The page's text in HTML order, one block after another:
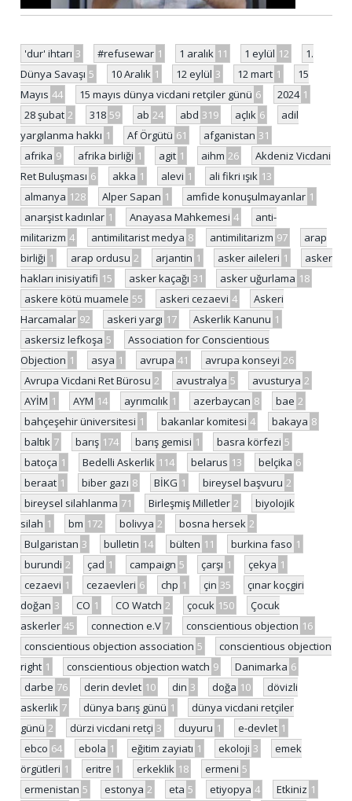
'dur' ihtarı 3 #refusewar 1 1 aralık 11 1 eylül 12
1.
Dünya Savaşı 5 10 Aralık 1 12 eylül 3 12 mart 1
15
Mayıs 44 15 mayıs dünya vicdani retçiler günü 6 2024 1
28 şubat 2 318 59 ab 24 abd 319 açlık 6
adil
yargılanma hakkı 1 Af Örgütü 61 afganistan 31
afrika 9 afrika birliği 1 agit 1 aihm 26
Akdeniz Vicdani
Ret Buluşması 6 akka 1 alevi 1 ali fikri ışık 13
almanya 128 Alper Sapan 1 amfide konuşulmayanlar 1
anarşist kadınlar 1 Anayasa Mahkemesi 4
anti-
militarizm 4 antimilitarist medya 8 antimilitarizm 97
arap
birliği 1 arap ordusu 2 arjantin 1 asker aileleri 1
asker
hakları inisiyatifi 15 asker kaçağı 31 asker uğurlama 18
askere kötü muamele 55 askeri cezaevi 4
Askeri
Harcamalar 92 askeri yargı 17 Askerlik Kanunu 1
askersiz lefkoşa 5
Association for Conscientious
Objection 1 asya 1 avrupa 41 avrupa konseyi 26
Avrupa Vicdani Ret Bürosu 2 avustralya 5 avusturya 2
AYİM 1 AYM 14 ayrımcılık 1 azerbaycan 8 bae 2
bahçeşehir üniversitesi 1 bakanlar komitesi 4 bakaya 8
baltık 7 barış 174 barış gemisi 1 basra körfezi 5
batoça 1 Bedelli Askerlik 114 belarus 13 belçika 6
beraat 1 biber gazı 8 BİKG 1 bireysel başvuru 2
bireysel silahlanma 71 Birleşmiş Milletler 2
biyolojik
silah 1 bm 172 bolivya 2 bosna hersek 2
Bulgaristan 3 bulletin 14 bülten 11 burkina faso 1
burundi 2 çad 1 campaign 5 çarşı 1 çekya 1
cezaevi 1 cezaevleri 6 chp 1 çin 35
çınar koçgiri
doğan 3 CO 1 CO Watch 2 çocuk 150
Çocuk
askerler 45 connection e.V 7 conscientious objection 16
conscientious objection association 5
conscientious objection
right 1 conscientious objection watch 9 Danimarka 6
darbe 76 derin devlet 10 din 3 doğa 10
dövizli
askerlik 7 dünya barış günü 1
dünya vicdani retçiler
günü 2 dürzi vicdani retçi 3 duyuru 1 e-devlet 1
ebco 64 ebola 1 eğitim zayiatı 1 ekoloji 3
emek
örgütleri 1 eritre 1 erkeklik 18 ermeni 5
ermenistan 5 estonya 2 eta 5 etiyopya 4 Etkiniz 1